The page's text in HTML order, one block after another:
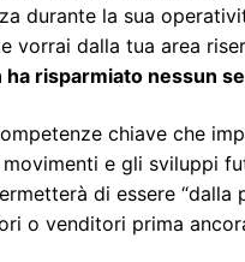
durante la sua
vorrai dalla tua area
ha risparmiato nessun
chiave che
e gli sviluppi
di essere
o venditori prima